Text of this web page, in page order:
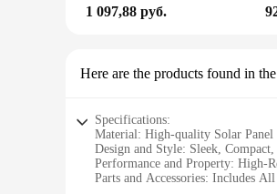
1 097,88 руб.
Here are the products found in the
Specifications:
Material: High-quality Solar Panel
Design and Style: Sleek,
Performance and Property: High-
Parts and Accessories: Includes